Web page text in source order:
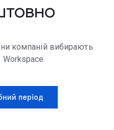
компаній вибирають
період